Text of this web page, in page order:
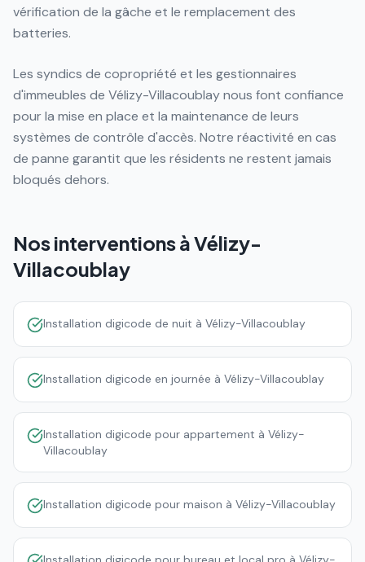
vérification de la gâche et le remplacement des
batteries.
Les syndics de copropriété et les gestionnaires
d'immeubles de Vélizy-Villacoublay nous font confiance
pour la mise en place et la maintenance de leurs
systèmes de contrôle d'accès. Notre réactivité en cas
de panne garantit que les résidents ne restent jamais
bloqués dehors.
Nos interventions àVélizy-
Villacoublay
Installation digicode de nuit à Vélizy-Villacoublay
Installation digicode en journée à Vélizy-Villacoublay
Installation digicode pour appartement à Vélizy-
Villacoublay
Installation digicode pour maison à Vélizy-Villacoublay